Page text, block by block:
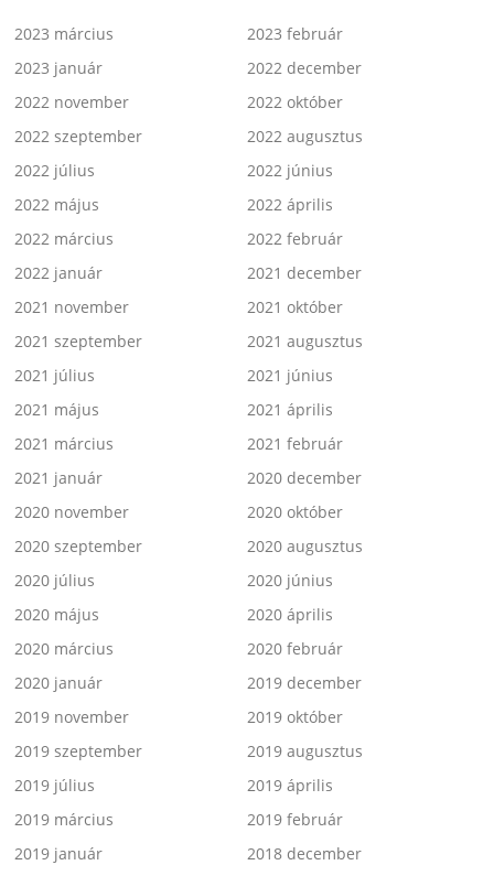
2023 március
2023 február
2023 január
2022 december
2022 november
2022 október
2022 szeptember
2022 augusztus
2022 július
2022 június
2022 május
2022 április
2022 március
2022 február
2022 január
2021 december
2021 november
2021 október
2021 szeptember
2021 augusztus
2021 július
2021 június
2021 május
2021 április
2021 március
2021 február
2021 január
2020 december
2020 november
2020 október
2020 szeptember
2020 augusztus
2020 július
2020 június
2020 május
2020 április
2020 március
2020 február
2020 január
2019 december
2019 november
2019 október
2019 szeptember
2019 augusztus
2019 július
2019 április
2019 március
2019 február
2019 január
2018 december